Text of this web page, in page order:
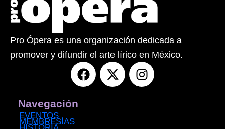
Pro Ópera es una organización dedicada a
promover y difundir el arte lírico en México.
F
a
X
-
I
n
Navegación
EVENTOS
MEMBRESÍAS